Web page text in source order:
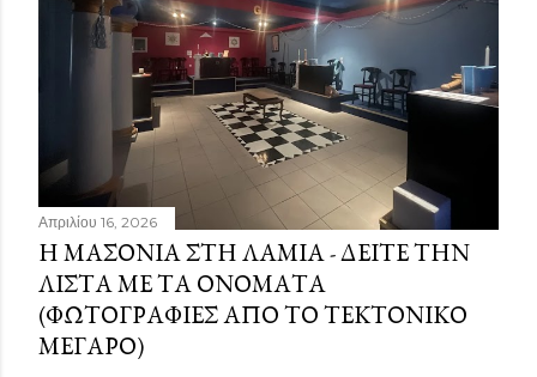
Απριλίου 16, 2026
Η ΜΑΣΟΝΊΑ ΣΤΗ ΛΑΜΊΑ - ΔΕΊΤΕ ΤΗΝ
ΛΊΣΤΑ ΜΕ ΤΑ ΟΝΌΜΑΤΑ
(ΦΩΤΟΓΡΑΦΊΕΣ ΑΠΌ ΤΟ ΤΕΚΤΟΝΙΚΌ
ΜΈΓΑΡΟ)